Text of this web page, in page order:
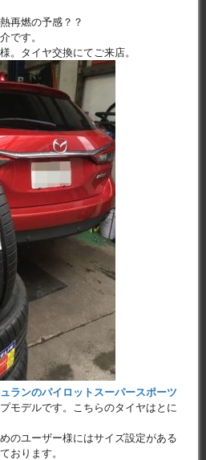
再燃の予感？？
です。
。タイヤ交換にてご来店。
ランのパイロットスーパースポーツ
モデルです。こちらのタイヤはとに
のユーザー様にはサイズ設定がある
おります。